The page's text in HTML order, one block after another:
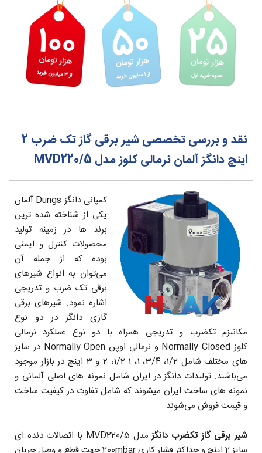
نقد و بررسی تخصصی شیر برقی گاز تک ضرب 2
اینچ دانگز آلمان نرمالی کلوز مدل MVD220/5
کمپانی دانگز Dungs آلمان
یکی از شناخته شده ترین
برند ها در زمینه تولید
محصولات کنترل و ایمنی
بوده که از جمله آن
می‌توان به انواع شیرهای
برقی تک ضرب و تدریجی
اشاره نمود. شیرهای برقی
گازی دانگز در دو نوع
مکانیزم تکضرب و تدریجی همراه با دو نوع عملکرد نرمالی
کلوز Normally Closed و نرمالی اوپن Normally Open در سایز
های مختلف شامل 1/2، 3/4، 1، 1 1/2، 2 و 3 اینچ در بازار موجود
می‌باشند. تولیدات دانگز در ایران شامل نمونه های اصلی آلمانی و
نمونه های ساخت ایران میشوند که شامل تفاوت در کیفیت ساخت
و قیمت فروش می‌شوند.
شیر برقی گاز تکضرب دانگز
مدل MVD220/5 با اتصالات دنده ای